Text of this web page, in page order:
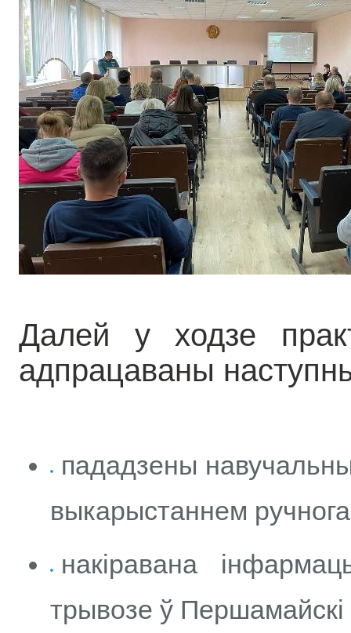
Далей у ходзе
адпрацаваны
пададзены
выкарыстаннем
накіравана
трывозе ў